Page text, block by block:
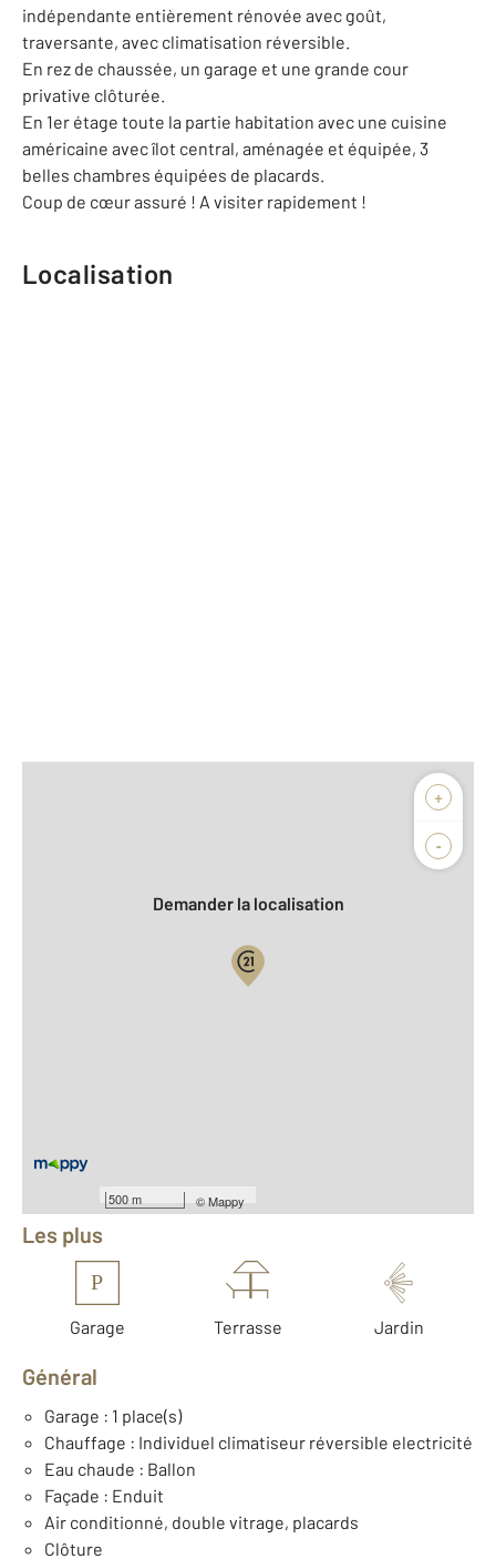
indépendante entièrement rénovée avec goût,
traversante, avec climatisation réversible.
En rez de chaussée, un garage et une grande cour
privative clôturée.
En 1er étage toute la partie habitation avec une cuisine
américaine avec îlot central, aménagée et équipée, 3
belles chambres équipées de placards.
Coup de cœur assuré ! A visiter rapidement !
Localisation
+
-
500 m ©Mappy
Demander la localisation
Équipements
Les plus
P
Garage Terrasse Jardin
Général
Garage : 1 place(s)
Chauffage : Individuel climatiseur réversible electricité
Eau chaude : Ballon
Façade : Enduit
Air conditionné, double vitrage, placards
Clôture